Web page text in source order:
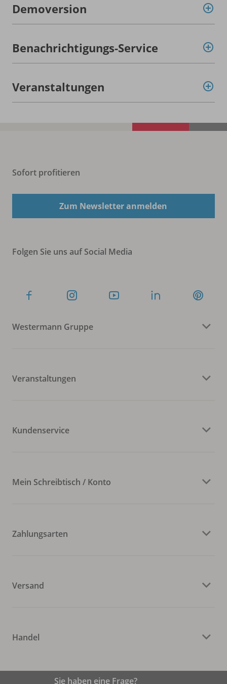
Demoversion
Benachrichtigungs-Service
Veranstaltungen
Sofort profitieren
Zum Newsletter anmelden
Folgen Sie uns auf Social Media
Westermann Gruppe
Veranstaltungen
Kundenservice
Mein Schreibtisch / Konto
Zahlungsarten
Versand
Handel
Sie haben eine Frage?